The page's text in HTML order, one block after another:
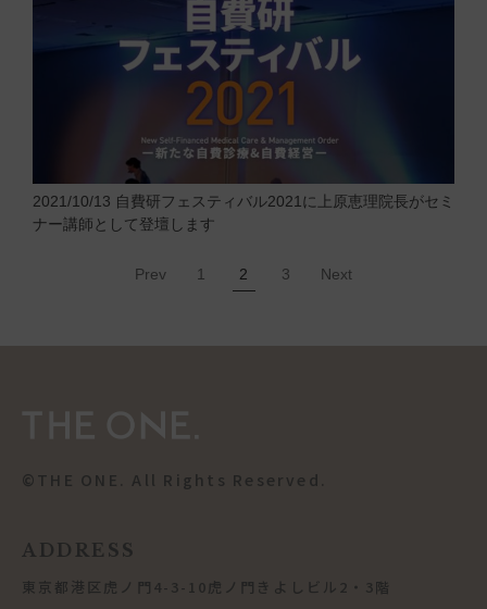
2021/10/13 自費研フェスティバル2021に上原恵理院長がセミ
ナー講師として登壇します
Prev 1 2 3 Next
©︎THE ONE. All Rights Reserved.
ADDRESS
東京都港区虎ノ門4-3-10虎ノ門きよしビル2・3階